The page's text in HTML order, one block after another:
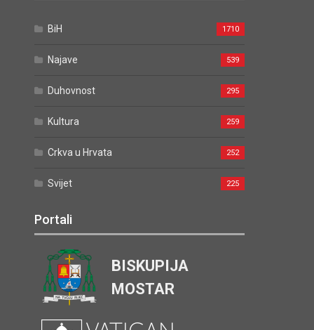
BiH 1710
Najave 539
Duhovnost 295
Kultura 259
Crkva u Hrvata 252
Svijet 225
Portali
BISKUPIJA
MOSTAR